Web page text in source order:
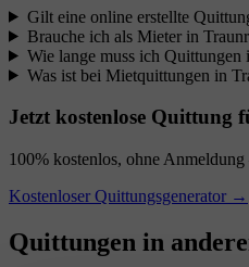
Gilt eine online erstellte
Brauche ich als Mieter in
Wie lange muss ich Quittungen
Was ist bei Mietquittungen in
Jetzt kostenlose Quittung
100% kostenlos, ohne
Kostenloser Quittungsgenerator →
Quittungen in